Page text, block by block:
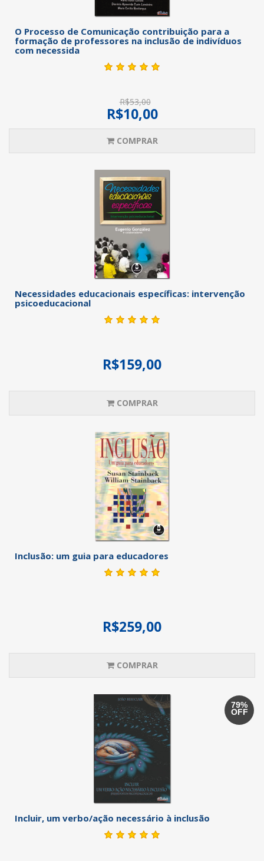
O Processo de Comunicação contribuição para a
formação de professores na inclusão de indivíduos
com necessida
R$53,00
R$10,00
COMPRAR
Necessidades educacionais específicas: intervenção
psicoeducacional
R$159,00
COMPRAR
Inclusão: um guia para educadores
R$259,00
COMPRAR
79%
OFF
Incluir, um verbo/ação necessário à inclusão